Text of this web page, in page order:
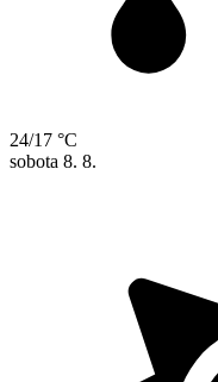
24/17 °C
sobota 8. 8.